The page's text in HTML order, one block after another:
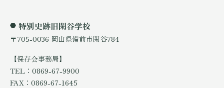
特別史跡旧閑谷学校
〒705-0036 岡山県備前市閑谷784
【保存会事務局】
TEL：0869-67-9900
FAX：0869-67-1645